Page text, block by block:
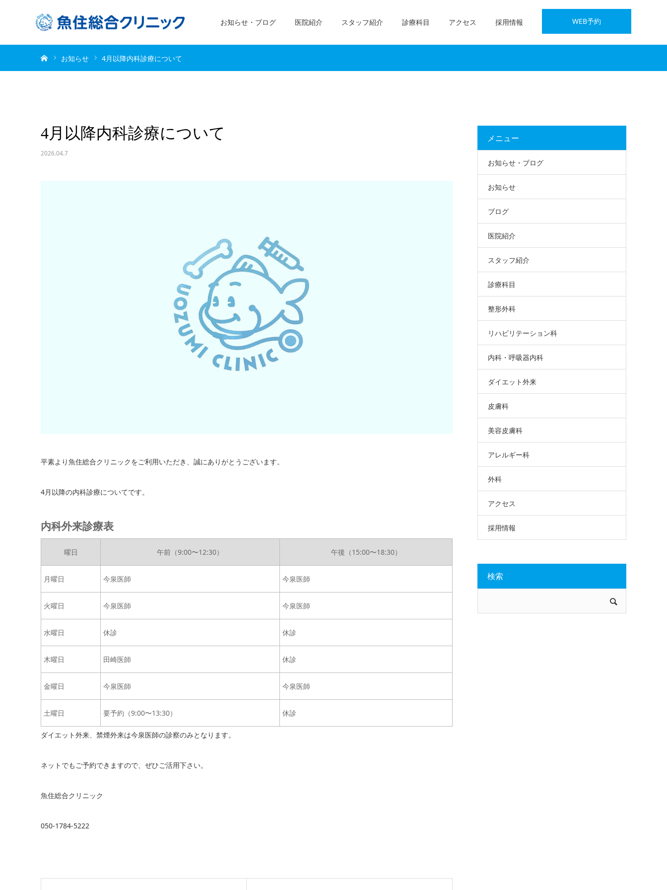
WEB予約
お知らせ・ブログ 医院紹介 スタッフ紹介 診療科目 アクセス 採用情報
お知らせ 4月以降内科診療について
4月以降内科診療について
2026.04.7
平素より魚住総合クリニックをご利用いただき、誠にありがとうございます。
4月以降の内科診療についてです。
内科外来診療表
曜日 午前（9:00〜12:30） 午後（15:00〜18:30）
月曜日 今泉医師 今泉医師
火曜日 今泉医師 今泉医師
水曜日 休診 休診
木曜日 田崎医師 休診
金曜日 今泉医師 今泉医師
土曜日 要予約（9:00〜13:30） 休診
ダイエット外来、禁煙外来は今泉医師の診察のみとなります。
ネットでもご予約できますので、ぜひご活用下さい。
魚住総合クリニック
050-1784-5222
メニュー
お知らせ・ブログ
お知らせ
ブログ
医院紹介
スタッフ紹介
診療科目
整形外科
リハビリテーション科
内科・呼吸器内科
ダイエット外来
皮膚科
美容皮膚科
アレルギー科
外科
アクセス
採用情報
検索